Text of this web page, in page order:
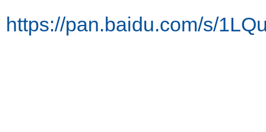
https://pan.baidu.com/s/